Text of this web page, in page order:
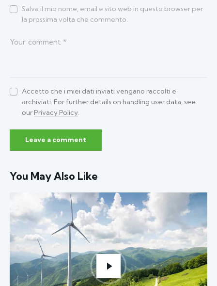
Salva il mio nome, email e sito web in questo browser per
la prossima volta che commento.
Accetto che i miei dati inviati vengano raccolti e
archiviati. For further details on handling user data, see
our Privacy Policy.
You May Also Like